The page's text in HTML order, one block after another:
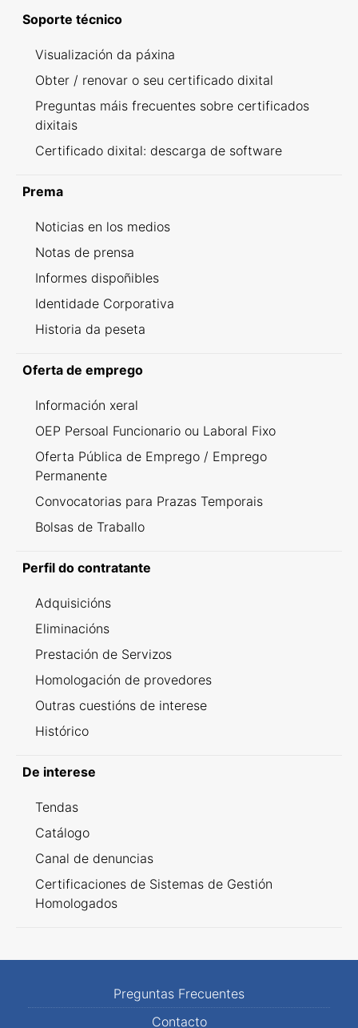
Soporte técnico
Visualización da páxina
Obter / renovar o seu certificado dixital
Preguntas máis frecuentes sobre certificados
dixitais
Certificado dixital: descarga de software
Prema
Noticias en los medios
Notas de prensa
Informes dispoñibles
Identidade Corporativa
Historia da peseta
Oferta de emprego
Información xeral
OEP Persoal Funcionario ou Laboral Fixo
Oferta Pública de Emprego / Emprego
Permanente
Convocatorias para Prazas Temporais
Bolsas de Traballo
Perfil do contratante
Adquisicións
Eliminacións
Prestación de Servizos
Homologación de provedores
Outras cuestións de interese
Histórico
De interese
Tendas
Catálogo
Canal de denuncias
Certificaciones de Sistemas de Gestión
Homologados
Preguntas Frecuentes
Contacto